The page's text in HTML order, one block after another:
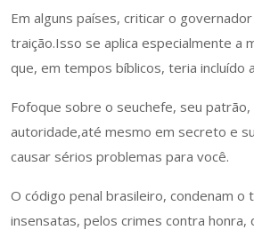
Em alguns países, criticar o
traição.Isso se aplica especialmente a
que, em tempos bíblicos, teria incluído
Fofoque sobre o seuchefe, seu
autoridade,até mesmo em secreto e
causar sérios problemas para você.
O código penal brasileiro, condenam o
insensatas, pelos crimes contra honra,